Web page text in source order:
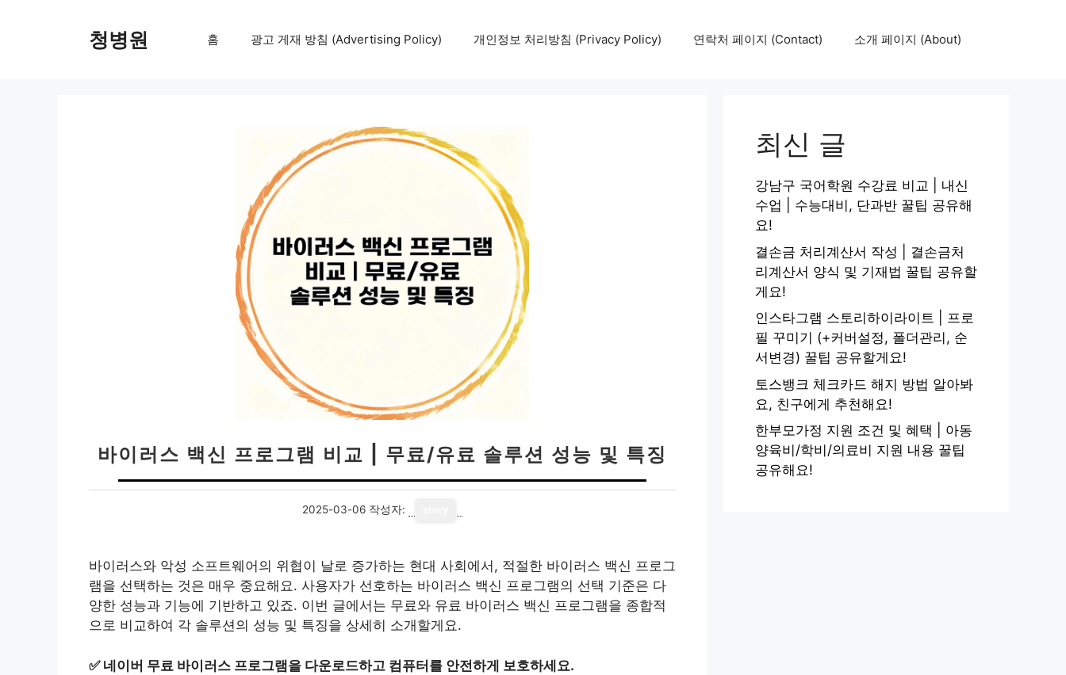
청병원 홈 광고 게재 방침 (Advertising Policy) 개인정보 처리방침 (Privacy Policy) 연락처 페이지 (Contact) 소개 페이지 (About)
바이러스 백신 프로그램 비교 | 무료/유료 솔루션 성능 및 특징
2025-03-06 작성자:
바이러스와 악성 소프트웨어의 위협이 날로 증가하는 현대 사회에서, 적절한 바이러스 백신 프로그
램을 선택하는 것은 매우 중요해요. 사용자가 선호하는 바이러스 백신 프로그램의 선택 기준은 다
양한 성능과 기능에 기반하고 있죠. 이번 글에서는 무료와 유료 바이러스 백신 프로그램을 종합적
으로 비교하여 각 솔루션의 성능 및 특징을 상세히 소개할게요.
✅ 네이버 무료 바이러스 프로그램을 다운로드하고 컴퓨터를 안전하게 보호하세요.
최신 글
강남구 국어학원 수강료 비교 | 내신
수업 | 수능대비, 단과반 꿀팁 공유해
요!
결손금 처리계산서 작성 | 결손금처
리계산서 양식 및 기재법 꿀팁 공유할
게요!
인스타그램 스토리하이라이트 | 프로
필 꾸미기 (+커버설정, 폴더관리, 순
서변경) 꿀팁 공유할게요!
토스뱅크 체크카드 해지 방법 알아봐
요, 친구에게 추천해요!
한부모가정 지원 조건 및 혜택 | 아동
양육비/학비/의료비 지원 내용 꿀팁
공유해요!